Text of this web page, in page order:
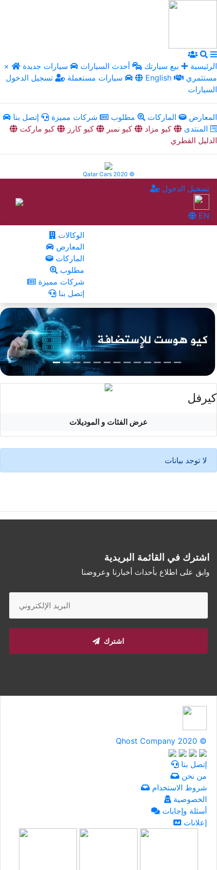
× الرئيسية بيع سيارتك أحدث السيارات
سيارات جديدة
سيارات مستعملة
تسجيل الدخول English
السيارات
المعارض الماركات مطلوب شركات مميزة
إتصل بنا
المنتدى
كيو مزاد كيو نمبر كيو كارز
كيو ماركت
الدليل القطري
Qatar Cars 2020 ©
تسجيل الدخول
EN
الوكالات
المعارض
الماركات
مطلوب
شركات مميزة
إتصل بنا
كيرفل
عرض الفئات و الموديلات
لا توجد بيانات
اشترك في القائمة البريدية
وابق على اطلاع بأحداث أخبارنا وعروضنا
اشترك
Qhost Company 2020 ©
إتصل بنا
من نحن
شروط الاستخدام
الخصوصية
أسئلة وإجابات
إعلانات